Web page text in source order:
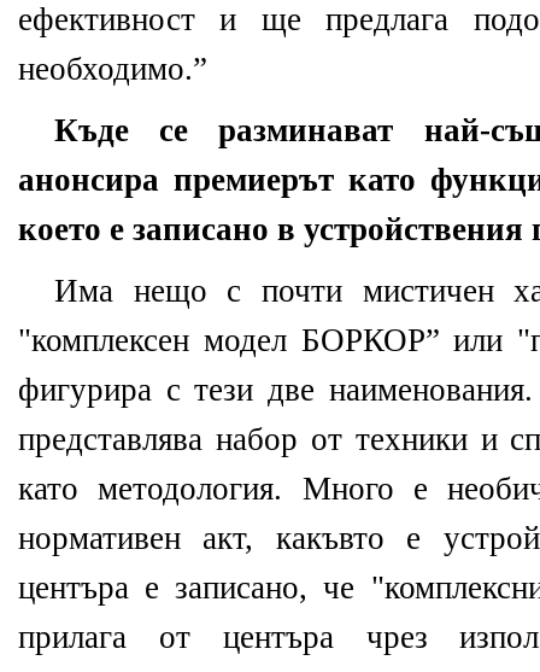
ефективност и ще предлага
необходимо.”
Къде се разминават най-
анонсира премиерът като
което е записано в
Има нещо с почти мистичен
"комплексен модел БОРКОР” или
фигурира с тези две
представлява набор от техники и
като методология. Много е
нормативен акт, какъвто е
центъра е записано, че
прилага от центъра чрез